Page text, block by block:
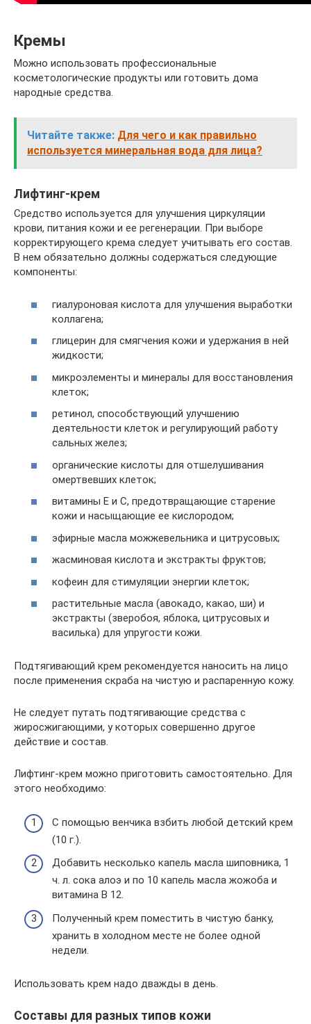
Кремы
Можно использовать профессиональные
косметологические продукты или готовить дома
народные средства.
Читайте также: Для чего и как правильно
используется минеральная вода для лица?
Лифтинг-крем
Средство используется для улучшения циркуляции
крови, питания кожи и ее регенерации. При выборе
корректирующего крема следует учитывать его состав.
В нем обязательно должны содержаться следующие
компоненты:
гиалуроновая кислота для улучшения выработки
коллагена;
глицерин для смягчения кожи и удержания в ней
жидкости;
микроэлементы и минералы для восстановления
клеток;
ретинол, способствующий улучшению
деятельности клеток и регулирующий работу
сальных желез;
органические кислоты для отшелушивания
омертвевших клеток;
витамины Е и С, предотвращающие старение
кожи и насыщающие ее кислородом;
эфирные масла можжевельника и цитрусовых;
жасминовая кислота и экстракты фруктов;
кофеин для стимуляции энергии клеток;
растительные масла (авокадо, какао, ши) и
экстракты (зверобоя, яблока, цитрусовых и
василька) для упругости кожи.
Подтягивающий крем рекомендуется наносить на лицо
после применения скраба на чистую и распаренную кожу.
Не следует путать подтягивающие средства с
жиросжигающими, у которых совершенно другое
действие и состав.
Лифтинг-крем можно приготовить самостоятельно. Для
этого необходимо:
С помощью венчика взбить любой детский крем
(10 г.).
Добавить несколько капель масла шиповника, 1
ч. л. сока алоэ и по 10 капель масла жожоба и
витамина В 12.
Полученный крем поместить в чистую банку,
хранить в холодном месте не более одной
недели.
Использовать крем надо дважды в день.
Составы для разных типов кожи